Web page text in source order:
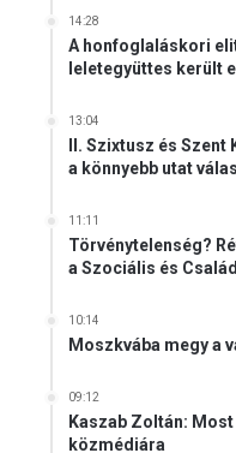
14:28
A honfoglaláskori
leletegyüttes került
13:04
II. Szixtusz és
a könnyebb utat
11:11
Törvénytelenség?
a Szociális és
10:14
Moszkvába megy a
09:12
Kaszab Zoltán:
közmédiára